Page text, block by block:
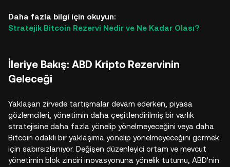
Daha fazla bilgi için okuyun:
Stratejik Bitcoin Rezervi Nedir ve Ne Kadar Olası?
İleriye Bakış: ABD Kripto Rezervinin
Geleceği
Yaklaşan zirvede tartışmalar devam ederken, piyasa
gözlemcileri, yönetimin daha çeşitlendirilmiş bir varlık
stratejisine daha fazla yönelip yönelmeyeceğini veya daha
Bitcoin odaklı bir yaklaşıma yönelip yönelmeyeceğini görmek
için sabırsızlanıyor. Değişen düzenleyici ortam ve mevcut
yönetimin blok zinciri inovasyonuna yönelik tutumu, ABD'nin